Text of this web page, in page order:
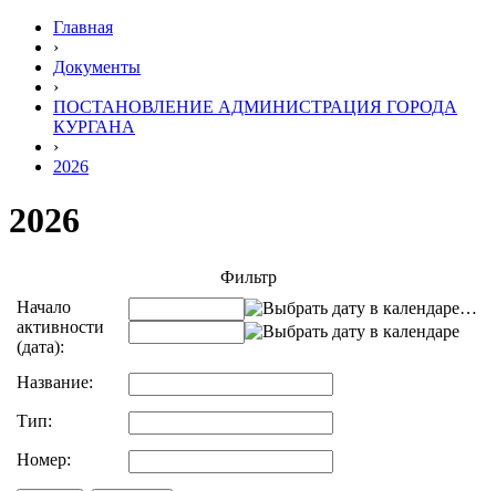
Главная
›
Документы
›
ПОСТАНОВЛЕНИЕ АДМИНИСТРАЦИЯ ГОРОДА
КУРГАНА
›
2026
2026
Фильтр
Начало
активности
(дата):
…
Название:
Тип:
Номер: